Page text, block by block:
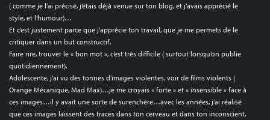
( comme je l’ai précisé, j’étais déjà venue sur ton blog, et j’avais apprécié le
style, et l’humour)…
Et c’est justement parce que j’apprécie ton travail, que je me permets de le
critiquer dans un but constructif.
Faire rire, trouver le « bon mot », c’est très difficile ( surtout lorsqu’on publie
quotidiennement).
Adolescente, j’ai vu des tonnes d’images violentes, voir de films violents (
Orange Mécanique, Mad Max)…je me croyais « forte » et « insensible » face à
ces images…il y avait une sorte de surenchère…avec les années, j’ai réalisé
que ces images laissent des traces dans ton cerveau et dans ton inconscient.